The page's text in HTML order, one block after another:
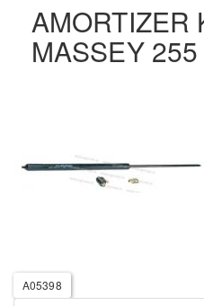
AMORTIZER
MASSEY
A05398